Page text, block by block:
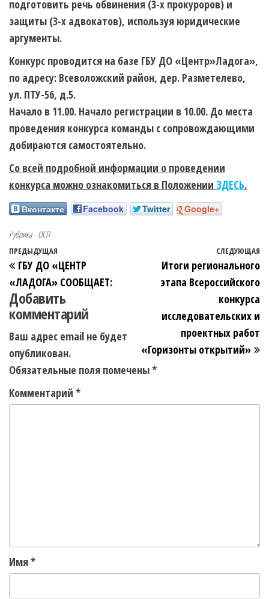
подготовить речь обвинения (3-х прокуроров) и
защиты (3-х адвокатов), используя юридические
аргументы.
Конкурс проводится на базе ГБУ ДО «Центр»Ладога»,
по адресу: Всеволожский район, дер. Разметелево,
ул. ПТУ-56, д.5.
Начало в 11.00. Начало регистрации в 10.00. До места
проведения конкурса команды с сопровождающими
добираются самостоятельно.
Со всей подробной информации о проведении
конкурса можно ознакомиться в Положении ЗДЕСЬ.
Вконтакте Facebook Twitter Google+
Рубрика ОСП
ПРЕДЫДУЩАЯ
ГБУ ДО «ЦЕНТР
«ЛАДОГА» СООБЩАЕТ:
СЛЕДУЮЩАЯ
Итоги регионального
этапа Всероссийского
конкурса
исследовательских и
проектных работ
«Горизонты открытий»
Добавить
комментарий
Ваш адрес email не будет
опубликован.
Обязательные поля помечены*
Комментарий *
Имя*